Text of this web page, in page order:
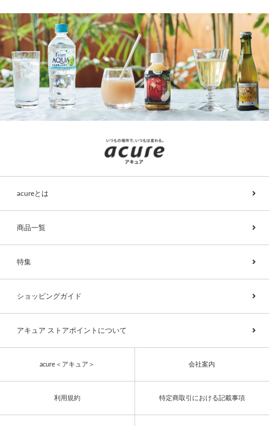
acureとは
商品一覧
特集
ショッピングガイド
アキュア ストアポイントについて
acure＜アキュア＞ 会社案内
利用規約 特定商取引における記載事項